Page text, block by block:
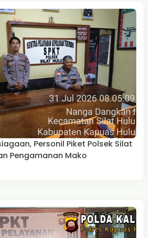
Personil Piket Polsek Silat
Pengamanan Mako